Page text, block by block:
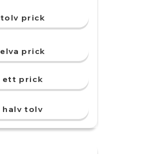
tolv prick
elva prick
ett prick
halv tolv